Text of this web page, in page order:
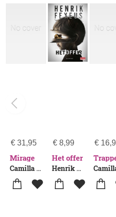
€31,95
Mirage
Camilla Lackberg-Henrik Fexeus
€8,99
Het offer
Henrik Fexeus
€